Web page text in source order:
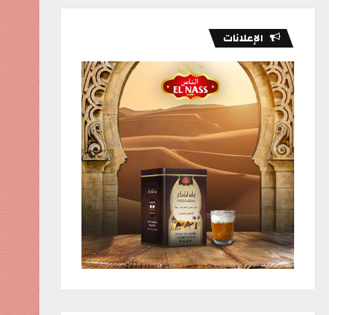
الإعلانات